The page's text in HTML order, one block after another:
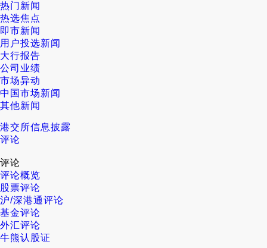
热门新闻
热选焦点
即市新闻
用户投选新闻
大行报告
公司业绩
市场异动
中国市场新闻
其他新闻
港交所信息披露
评论
评论
评论概览
股票评论
沪/深港通评论
基金评论
外汇评论
牛熊认股证